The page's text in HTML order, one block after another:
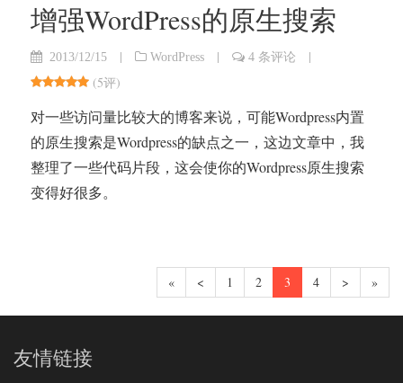
增强WordPress的原生搜索
2013/12/15 | WordPress | 4 条评论
|
(5评)
对一些访问量比较大的博客来说，可能Wordpress内置
的原生搜索是Wordpress的缺点之一，这边文章中，我
整理了一些代码片段，这会使你的Wordpress原生搜索
变得好很多。
« < 1 2 3 4 > »
友情链接